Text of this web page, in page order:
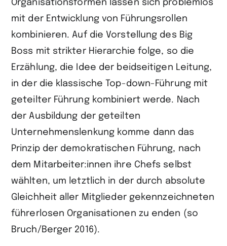
Organisationsformen lassen sich problemlos
mit der Entwicklung von Führungsrollen
kombinieren. Auf die Vorstellung des Big
Boss mit strikter Hierarchie folge, so die
Erzählung, die Idee der beidseitigen Leitung,
in der die klassische Top-down-Führung mit
geteilter Führung kombiniert werde. Nach
der Ausbildung der geteilten
Unternehmenslenkung komme dann das
Prinzip der demokratischen Führung, nach
dem Mitarbeiter:innen ihre Chefs selbst
wählten, um letztlich in der durch absolute
Gleichheit aller Mitglieder gekennzeichneten
führerlosen Organisationen zu enden (so
Bruch/Berger 2016).